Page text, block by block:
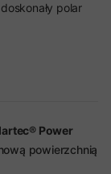
polar
Power
powierzchnią